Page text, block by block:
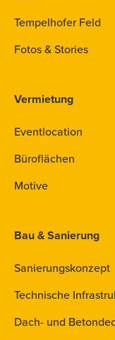
Tempelhofer Feld
Fotos & Stories
Vermietung
Eventlocation
Büroflächen
Motive
Bau & Sanierung
Sanierungskonzept
Technische
Dach- und